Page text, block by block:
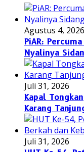
Agustus 4, 2026
PiAR:
Nyalinya
Juli 31, 2026
Kapal
Karang
Juli 31, 2026